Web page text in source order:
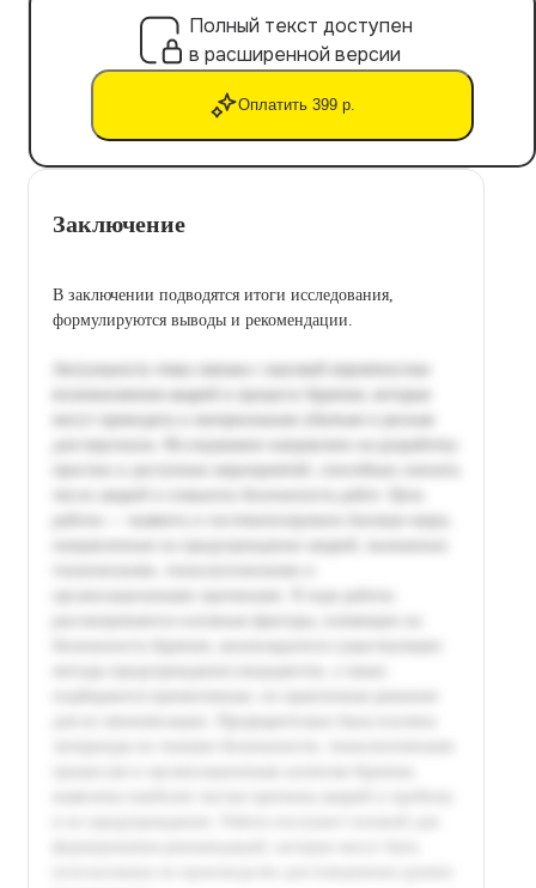
Полный текст доступен
в расширенной версии
Оплатить 399 р.
Заключение
В заключении подводятся итоги исследования,
формулируются выводы и рекомендации.